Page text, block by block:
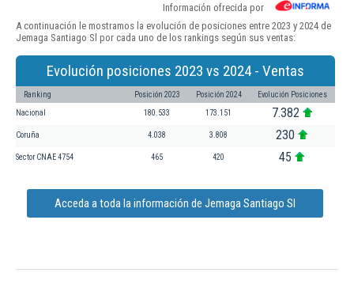
Información ofrecida por
A continuación le mostramos la evolución de posiciones entre 2023 y 2024 de
Jemaga Santiago Sl por cada uno de los rankings según sus ventas:
Evolución posiciones 2023 vs 2024 - Ventas
Ranking Posición 2023 Posición 2024 Evolución Posiciones
Nacional 180.533 173.151 7.382
Coruña 4.038 3.808 230
Sector CNAE 4754 465 420 45
Acceda a toda la información de Jemaga Santiago Sl